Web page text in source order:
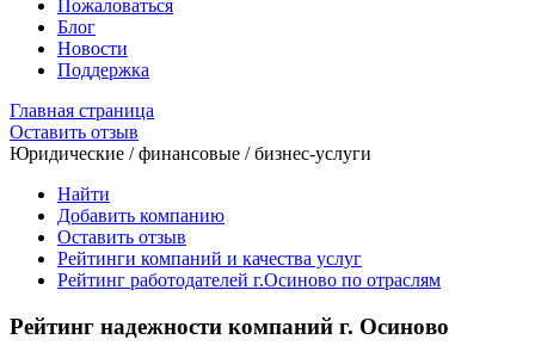
Пожаловаться
Блог
Новости
Поддержка
Главная страница
Оставить отзыв
Юридические / финансовые / бизнес-услуги
Найти
Добавить компанию
Оставить отзыв
Рейтинги компаний и качества услуг
Рейтинг работодателей г.Осиново по отраслям
Рейтинг надежности компаний г. Осиново